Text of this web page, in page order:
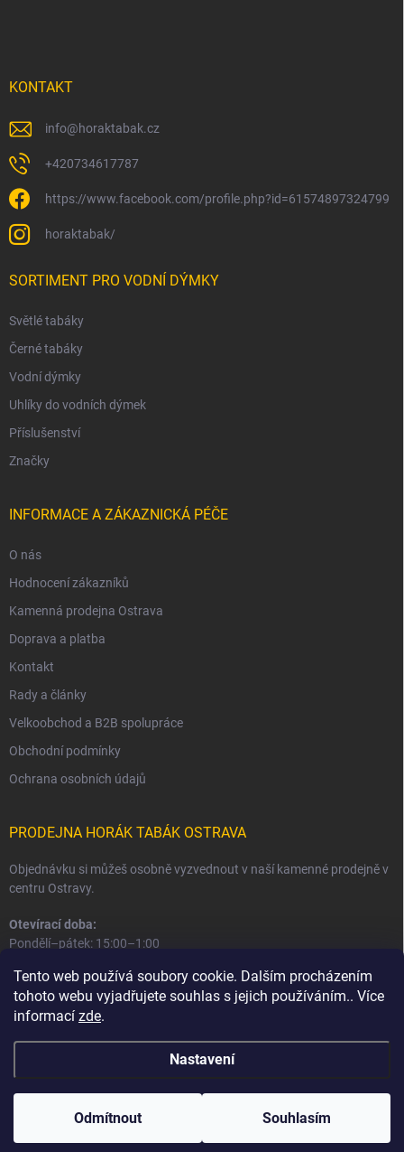
Tento web používá soubory cookie. Dalším procházením
tohoto webu vyjadřujete souhlas s jejich používáním.. Více
informací zde.
Nastavení
Odmítnout Souhlasím
KONTAKT
info@horaktabak.cz
+420734617787
https://www.facebook.com/profile.php?id=61574897324799
horaktabak/
SORTIMENT PRO VODNÍ DÝMKY
Světlé tabáky
Černé tabáky
Vodní dýmky
Uhlíky do vodních dýmek
Příslušenství
Značky
INFORMACE A ZÁKAZNICKÁ PÉČE
O nás
Hodnocení zákazníků
Kamenná prodejna Ostrava
Doprava a platba
Kontakt
Rady a články
Velkoobchod a B2B spolupráce
Obchodní podmínky
Ochrana osobních údajů
PRODEJNA HORÁK TABÁK OSTRAVA
Objednávku si můžeš osobně vyzvednout v naší kamenné prodejně v
centru Ostravy.
Otevírací doba:
Pondělí–pátek: 15:00–1:00
Informace o prodejně a osobním odběru
Copyright 2026Horák Tabák. Všechna práva vyhrazena.